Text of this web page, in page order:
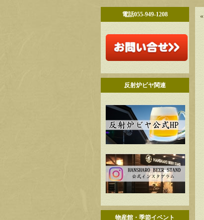
電話055-949-1208
反射炉ビヤ関連
物産館・季節イベント
«